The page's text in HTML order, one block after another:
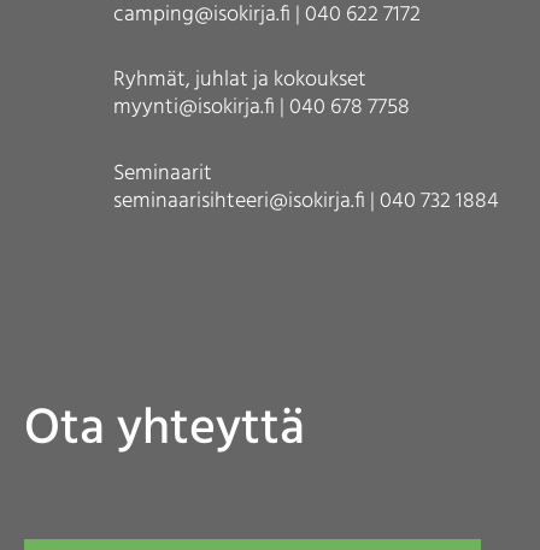
camping@isokirja.fi | 040 622 7172
Ryhmät, juhlat ja kokoukset
myynti@isokirja.fi | 040 678 7758
Seminaarit
seminaarisihteeri@isokirja.fi | 040 732 1884
Ota yhteyttä